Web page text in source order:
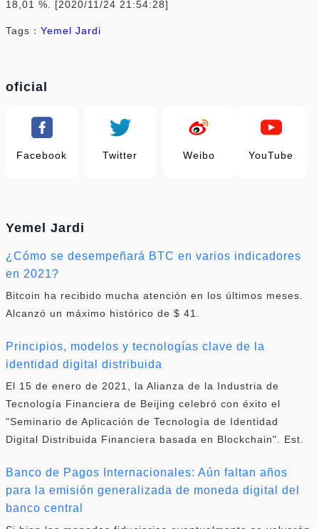
18,01 %. [2020/11/24 21:54:28]
Tags： Yemel Jardi
oficial
Facebook Twitter Weibo YouTube
Yemel Jardi
¿Cómo se desempeñará BTC en varios indicadores
en 2021?
Bitcoin ha recibido mucha atención en los últimos meses.
Alcanzó un máximo histórico de $ 41.
Principios, modelos y tecnologías clave de la
identidad digital distribuida
El 15 de enero de 2021, la Alianza de la Industria de
Tecnología Financiera de Beijing celebró con éxito el
"Seminario de Aplicación de Tecnología de Identidad
Digital Distribuida Financiera basada en Blockchain". Est.
Banco de Pagos Internacionales: Aún faltan años
para la emisión generalizada de moneda digital del
banco central